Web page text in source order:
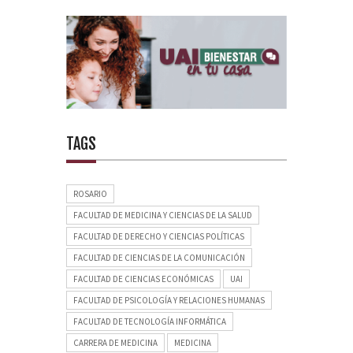
TAGS
ROSARIO
FACULTAD DE MEDICINA Y CIENCIAS DE LA SALUD
FACULTAD DE DERECHO Y CIENCIAS POLÍTICAS
FACULTAD DE CIENCIAS DE LA COMUNICACIÓN
FACULTAD DE CIENCIAS ECONÓMICAS
UAI
FACULTAD DE PSICOLOGÍA Y RELACIONES HUMANAS
FACULTAD DE TECNOLOGÍA INFORMÁTICA
CARRERA DE MEDICINA
MEDICINA